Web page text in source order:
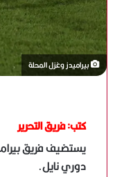
بيراميدز وغزل المحلة
كتب: فريق التحرير
يستضيف فريق
دوري نايل.